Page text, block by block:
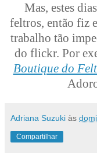
Mas, estes
feltros, então fiz
trabalho tão
do flickr. Por
Boutique do
Adriana Suzuki às
Compartilhar